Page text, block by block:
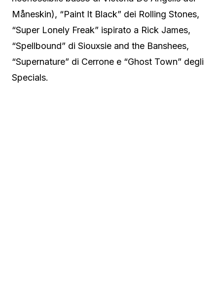
Måneskin), “Paint It Black” dei Rolling Stones,
“Super Lonely Freak” ispirato a Rick James,
“Spellbound” di Siouxsie and the Banshees,
“Supernature” di Cerrone e “Ghost Town” degli
Specials.